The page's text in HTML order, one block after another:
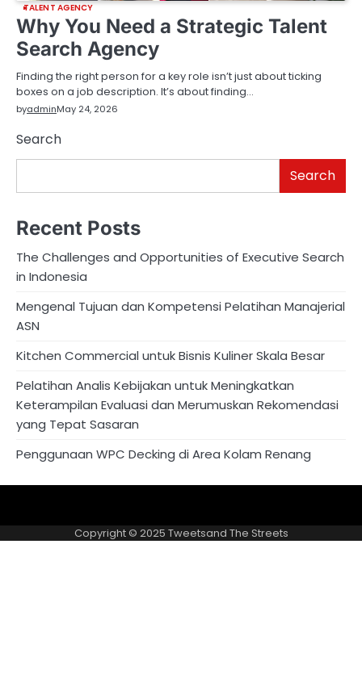
TALENT AGENCY
Why You Need a Strategic Talent
Search Agency
Finding the right person for a key role isn’t just about ticking
boxes on a job description. It’s about finding…
byadminMay 24, 2026
Search
Search
Recent Posts
The Challenges and Opportunities of Executive Search
in Indonesia
Mengenal Tujuan dan Kompetensi Pelatihan Manajerial
ASN
Kitchen Commercial untuk Bisnis Kuliner Skala Besar
Pelatihan Analis Kebijakan untuk Meningkatkan
Keterampilan Evaluasi dan Merumuskan Rekomendasi
yang Tepat Sasaran
Penggunaan WPC Decking di Area Kolam Renang
US
Policy
Copyright © 2025 Tweetsand The Streets